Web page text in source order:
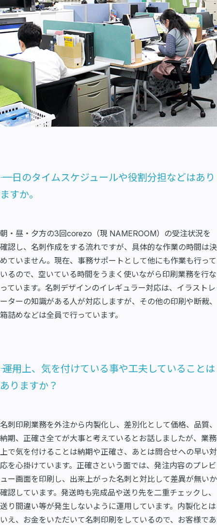
―― 一日のタイムスケジュールや役割分担などはあり
ますか。
朝・昼・夕方の3回corezo（現 NAMEROOM）の受注状況を
確認し、名刺作成をする流れですが、具体的な作業の時間は決
めていません。現在、事務サポートとして他にも作業も行って
いるので、空いている時間をうまく使いながら印刷業務を行な
っています。名刺デザインのイレギュラー対応は、イラストレ
ーターの知識がある人が対応しますが、その他の印刷や断裁、
箱詰めなどは全員で行っています。
―― 運用上、気を付けている事や工夫していることは
ありますか？
名刺印刷業務を外注から内製化し、差別化として価格、品質、
納期、正確さ全てが大事と考えているとお話しましたが、業務
上で気を付けることは納期や正確さ、あとは問合せへの早い対
応を心掛けています。正確さという面では、発注内容のプレビ
ュー画面を印刷し、出来上がった名刺と対比して差異が無いか
確認しています。発送時も完成品や送り先を二重チェックし、
送り間違い等が発生しないように運用しています。内製化とは
いえ、お金をいただいて名刺印刷をしているので、お客様であ